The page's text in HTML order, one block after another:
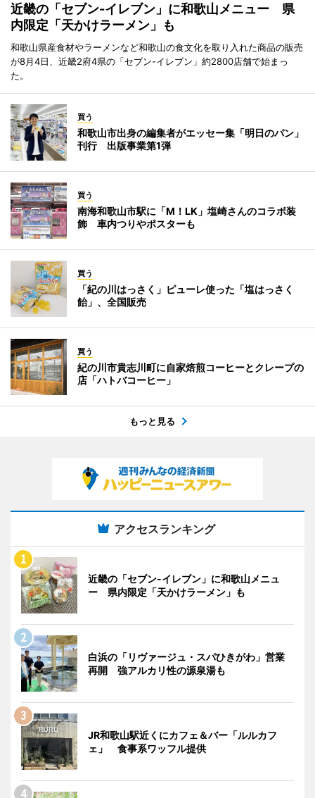
近畿の「セブン-イレブン」に和歌山メニュー 県
内限定「天かけラーメン」も
和歌山県産食材やラーメンなど和歌山の食文化を取り入れた商品の販売
が8月4日、近畿2府4県の「セブン-イレブン」約2800店舗で始まっ
た。
買う
和歌山市出身の編集者がエッセー集「明日のパン」
刊行 出版事業第1弾
買う
南海和歌山市駅に「M！LK」塩崎さんのコラボ装
飾 車内つりやポスターも
買う
「紀の川はっさく」ピューレ使った「塩はっさく
飴」、全国販売
買う
紀の川市貴志川町に自家焙煎コーヒーとクレープの
店「ハトバコーヒー」
もっと見る
アクセスランキング
近畿の「セブン-イレブン」に和歌山メニュ
ー 県内限定「天かけラーメン」も
白浜の「リヴァージュ・スパひきがわ」営業
再開 強アルカリ性の源泉湯も
JR和歌山駅近くにカフェ＆バー「ルルカフ
ェ」 食事系ワッフル提供